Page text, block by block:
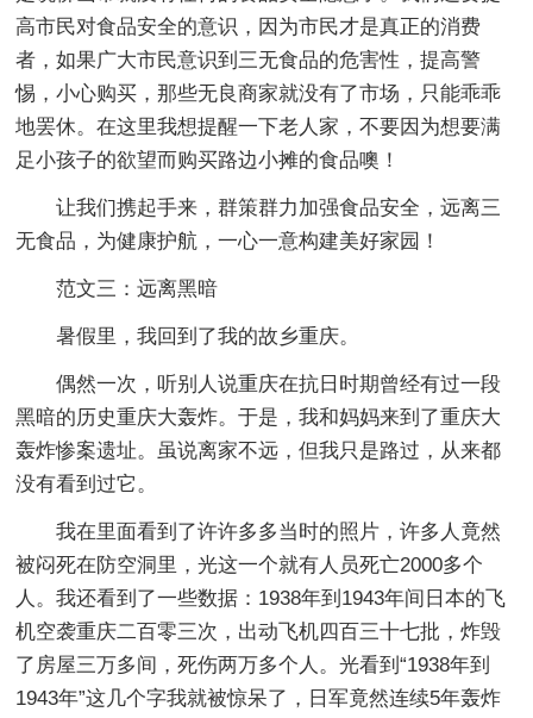
高市民对食品安全的意识，因为市民才是真正的消费
者，如果广大市民意识到三无食品的危害性，提高警
惕，小心购买，那些无良商家就没有了市场，只能乖乖
地罢休。在这里我想提醒一下老人家，不要因为想要满
足小孩子的欲望而购买路边小摊的食品噢！
让我们携起手来，群策群力加强食品安全，远离三
无食品，为健康护航，一心一意构建美好家园！
范文三：远离黑暗
暑假里，我回到了我的故乡重庆。
偶然一次，听别人说重庆在抗日时期曾经有过一段
黑暗的历史重庆大轰炸。于是，我和妈妈来到了重庆大
轰炸惨案遗址。虽说离家不远，但我只是路过，从来都
没有看到过它。
我在里面看到了许许多多当时的照片，许多人竟然
被闷死在防空洞里，光这一个就有人员死亡2000多个
人。我还看到了一些数据：1938年到1943年间日本的飞
机空袭重庆二百零三次，出动飞机四百三十七批，炸毁
了房屋三万多间，死伤两万多个人。光看到“1938年到
1943年”这几个字我就被惊呆了，日军竟然连续5年轰炸